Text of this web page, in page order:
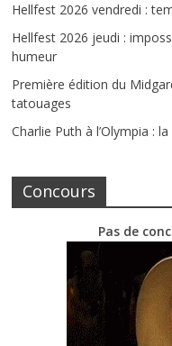
Hellfest 2026 vendredi :
Hellfest 2026 jeudi :
humeur
Première édition du
tatouages
Charlie Puth à l’Olympia :
Concours
Pas de